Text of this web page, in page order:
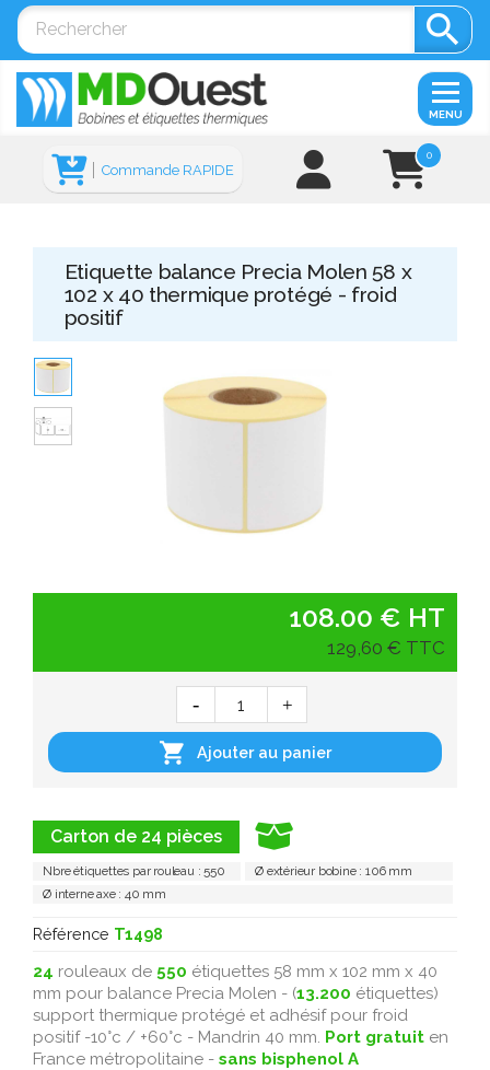

0
Commande RAPIDE
MENU
Etiquette balance Precia Molen 58 x
102 x 40 thermique protégé - froid
positif
Carton de 24 pièces
Nbre étiquettes par rouleau : 550
Ø extérieur bobine : 106 mm
Ø interne axe : 40 mm
Référence T1498
24 rouleaux de 550 étiquettes 58 mm x 102 mm x 40
mm pour balance Precia Molen - (13.200 étiquettes)
support thermique protégé et adhésif pour froid
positif -10°c / +60°c - Mandrin 40 mm. Port gratuit en
France métropolitaine - sans bisphenol A
108.00 € HT
129,60 € TTC
 Ajouter au panier